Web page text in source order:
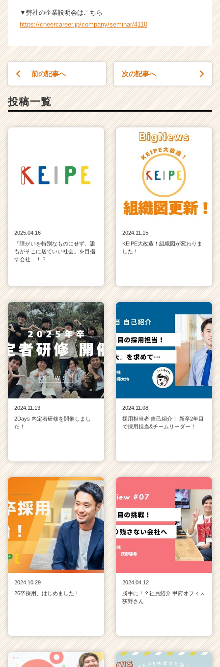
イ
ン】
ベ
ー・
業
カ
ウ
活
サ
キ
ャ
リ
ア
（C
h
e
e
r
C
r
▼弊社の企業説明会はこちら
https://cheercareer.jp/company/seminar/4110
前の記事へ 次の記事へ
投稿一覧
2025.04.16
「障がいを特別なものにせず、誰
もがそこに居ていい社会」を目指
す会社…！？
2024.11.15
KEIPE大改造！組織図が変わりま
した！
2024.11.13
2Days 内定者研修を開催しまし
た！
2024.11.08
採用担当者 自己紹介！ 新卒2年目
で採用担当&チームリーダー！
2024.10.29
26卒採用、はじめました！
2024.04.12
勝手に！？社員紹介 甲府オフィス
荻野さん